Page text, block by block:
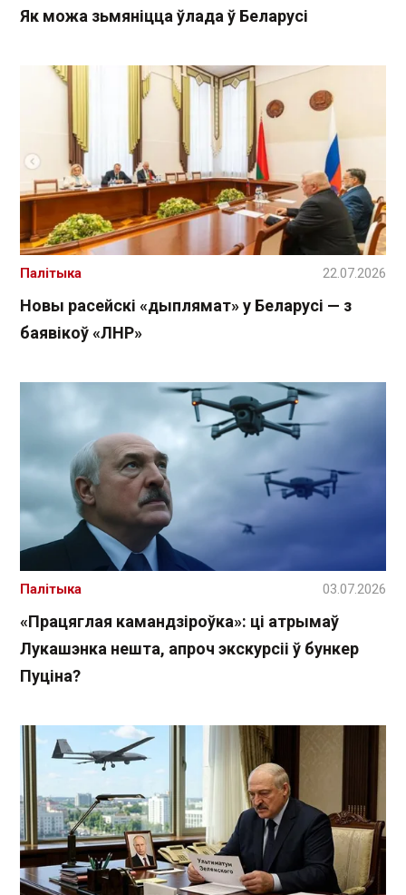
Як можа зьмяніцца ўлада ў Беларусі
Новы расейскі «дыплямат» у Беларусі — з
баявікоў «ЛНР»
Палітыка 22.07.2026
«Працяглая камандзіроўка»: ці атрымаў
Лукашэнка нешта, апроч экскурсіі ў бункер
Пуціна?
Палітыка 03.07.2026